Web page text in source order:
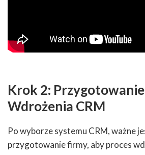
Krok 2:
Wdrożenia CRM
Po wyborze systemu CRM, ważne
przygotowanie firmy, aby proces